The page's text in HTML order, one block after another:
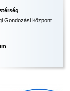
Gondozási Központ